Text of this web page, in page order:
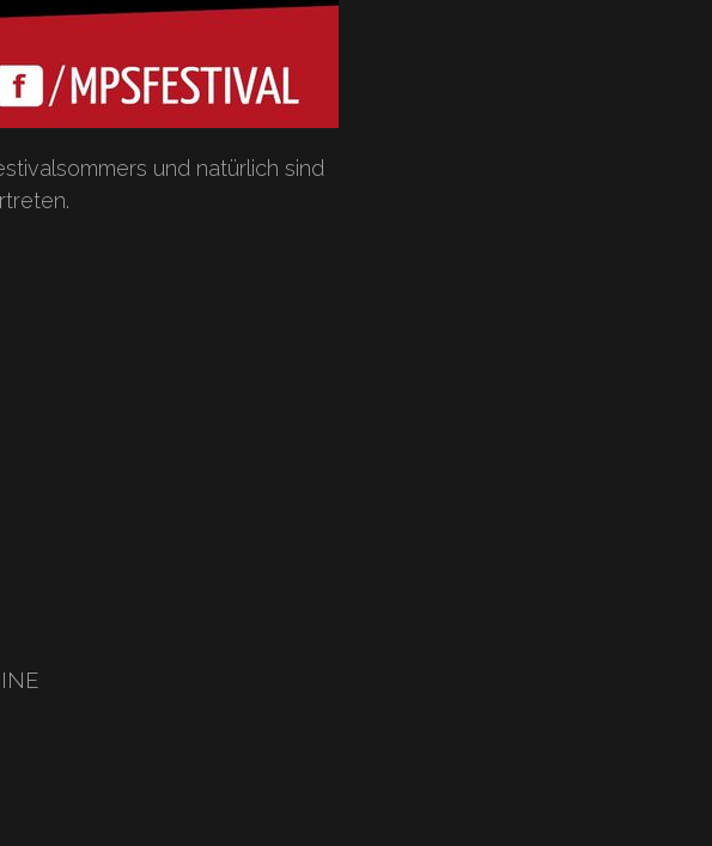
und natürlich sind